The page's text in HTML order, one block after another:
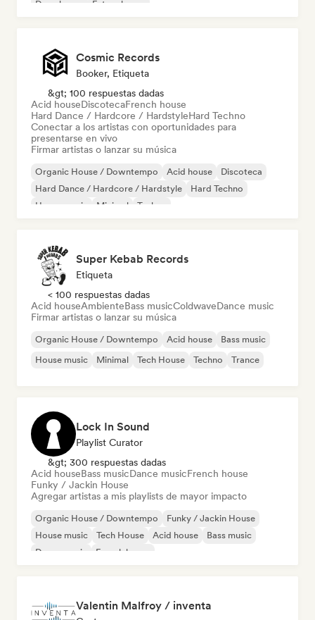
Deep house
Future house
Cosmic Records
Booker, Etiqueta
&gt; 100 respuestas dadas
Acid houseDiscotecaFrench house
Hard Dance / Hardcore / HardstyleHard Techno
Conectar a los artistas con oportunidades para
presentarse en vivo
Firmar artistas o lanzar su música
Organic House / Downtempo Acid house
Discoteca
Hard Dance / Hardcore / Hardstyle
Hard Techno
House music
Minimal Techno
Super Kebab Records
Etiqueta
< 100 respuestas dadas
Acid houseAmbienteBass musicColdwaveDance music
Firmar artistas o lanzar su música
Organic House / Downtempo Acid house
Bass music
House music
Minimal Tech House Techno Trance
Lock In Sound
Playlist Curator
&gt; 300 respuestas dadas
Acid houseBass musicDance musicFrench house
Funky / Jackin House
Agregar artistas a mis playlists de mayor impacto
Organic House / Downtempo
Funky / Jackin House
House music
Tech House Acid house
Bass music
Dance music
French house
Valentin Malfroy / inventa